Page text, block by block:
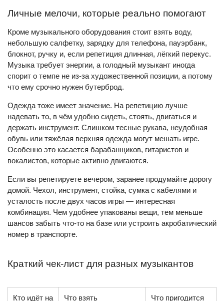
Личные мелочи, которые реально помогают
Кроме музыкального оборудования стоит взять воду,
небольшую салфетку, зарядку для телефона, пауэрбанк,
блокнот, ручку и, если репетиция длинная, лёгкий перекус.
Музыка требует энергии, а голодный музыкант иногда
спорит о темпе не из-за художественной позиции, а потому
что ему срочно нужен бутерброд.
Одежда тоже имеет значение. На репетицию лучше
надевать то, в чём удобно сидеть, стоять, двигаться и
держать инструмент. Слишком тесные рукава, неудобная
обувь или тяжёлая верхняя одежда могут мешать игре.
Особенно это касается барабанщиков, гитаристов и
вокалистов, которые активно двигаются.
Если вы репетируете вечером, заранее продумайте дорогу
домой. Чехол, инструмент, стойка, сумка с кабелями и
усталость после двух часов игры — интересная
комбинация. Чем удобнее упакованы вещи, тем меньше
шансов забыть что-то на базе или устроить акробатический
номер в транспорте.
Краткий чек-лист для разных музыкантов
Кто идёт на Что взять Что пригодится